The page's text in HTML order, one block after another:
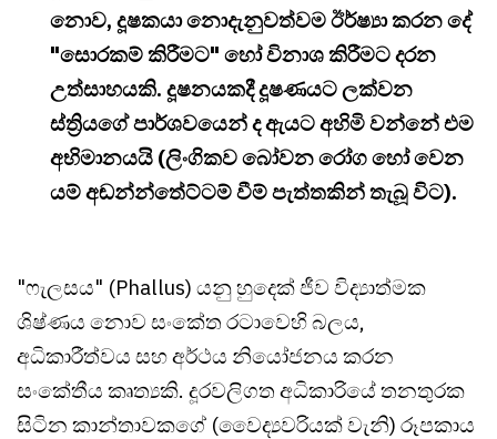
නොව, දූෂකයා නොදැනුවත්වම ඊර්ෂ්‍යා කරන දේ
"සොරකම් කිරීමට" හෝ විනාශ කිරීමට දරන
උත්සාහයකි. දූෂනයකදී දූෂණයට ලක්වන
ස්ත්‍රියගේ පාර්ශවයෙන් ද ඇයට අහිමි වන්නේ එම
අභිමානයයි (ලිංගිකව බෝවන රෝග හෝ වෙන
යම් අඬන්න්තේට්ටම් වීම් පැත්තකින් තැබූ විට).
"ෆැලසය" (Phallus) යනු හුදෙක් ජීව විද්‍යාත්මක
ශිෂ්ණය නොව සංකේත රටාවෙහි බලය,
අධිකාරීත්වය සහ අර්ථය නියෝජනය කරන
සංකේතීය කෘත්‍යකි. දූරවලිගත අධිකාරියේ තනතුරක
සිටින කාන්තාවකගේ (වෛද්‍යවරියක් වැනි) රූපකාය